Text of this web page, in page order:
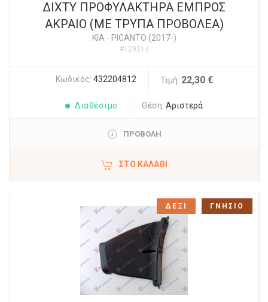
ΔΙΧΤΥ ΠΡΟΦΥΛΑΚΤΗΡΑ ΕΜΠΡΟΣ
ΑΚΡΑΙΟ (ΜΕ ΤΡΥΠΑ ΠΡΟΒΟΛΕΑ)
KIA - PICANTO (2017-)
#129214
Κωδικός: 432204812 Τιμή: 22,30 €
Διαθέσιμο Θέση: Αριστερά
ΠΡΟΒΟΛΗ
ΣΤΟ ΚΑΛΆΘΙ
ΔΕΞΙ ΓΝΗΣΙΟ